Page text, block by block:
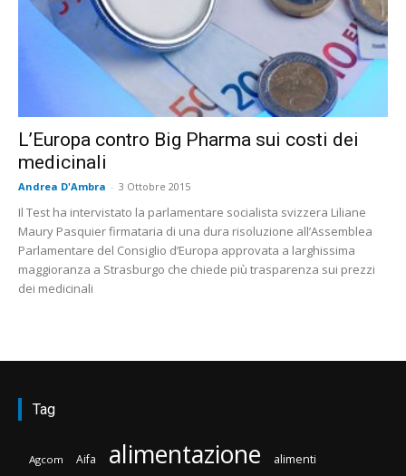
L’Europa contro Big Pharma sui costi dei
medicinali
Andrea D'Ambra - 3 Ottobre 2015
Il Test ha intervistato la parlamentare socialista svizzera Liliane
Maury Pasquier firmataria di una dura risoluzione all’Assemblea
Parlamentare del Consiglio d’Europa approvata a larghissima
maggioranza a Strasburgo che chiede più trasparenza sui prezzi
dei medicinali
Tag
Agcom Aifa alimentazione alimenti